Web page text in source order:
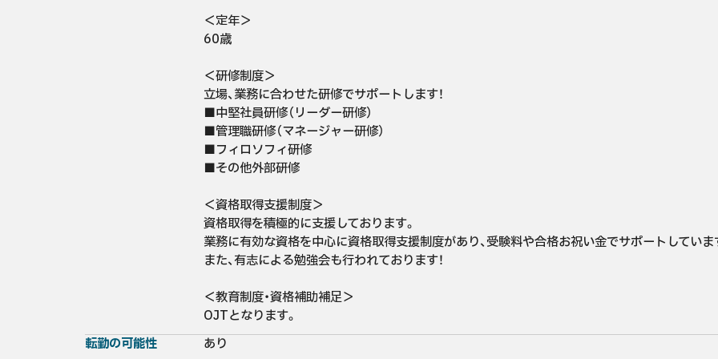
＜定年＞
60歳
＜研修制度＞
立場、業務に合わせた研修でサポートします！
■中堅社員研修（リーダー研修）
■管理職研修（マネージャー研修）
■フィロソフィ研修
■その他外部研修
＜資格取得支援制度＞
資格取得を積極的に支援しております。
業務に有効な資格を中心に資格取得支援制度があり、受験料や合格お祝い金でサポートしていま
また、有志による勉強会も行われております！
＜教育制度・資格補助補足＞
OJTとなります。
転勤の可能性
あり